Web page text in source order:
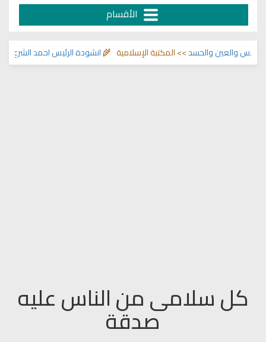
الأقسام
انشودة الرئيس احمد الشرع>> اناشيد والحسد>> المكتبة الإسلامية 🌾
كل سلامى من الناس عليه
صدقة